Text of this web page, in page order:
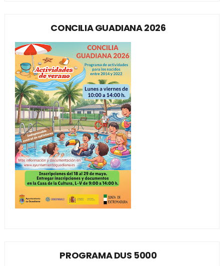
CONCILIA GUADIANA 2026
PROGRAMA DUS 5000